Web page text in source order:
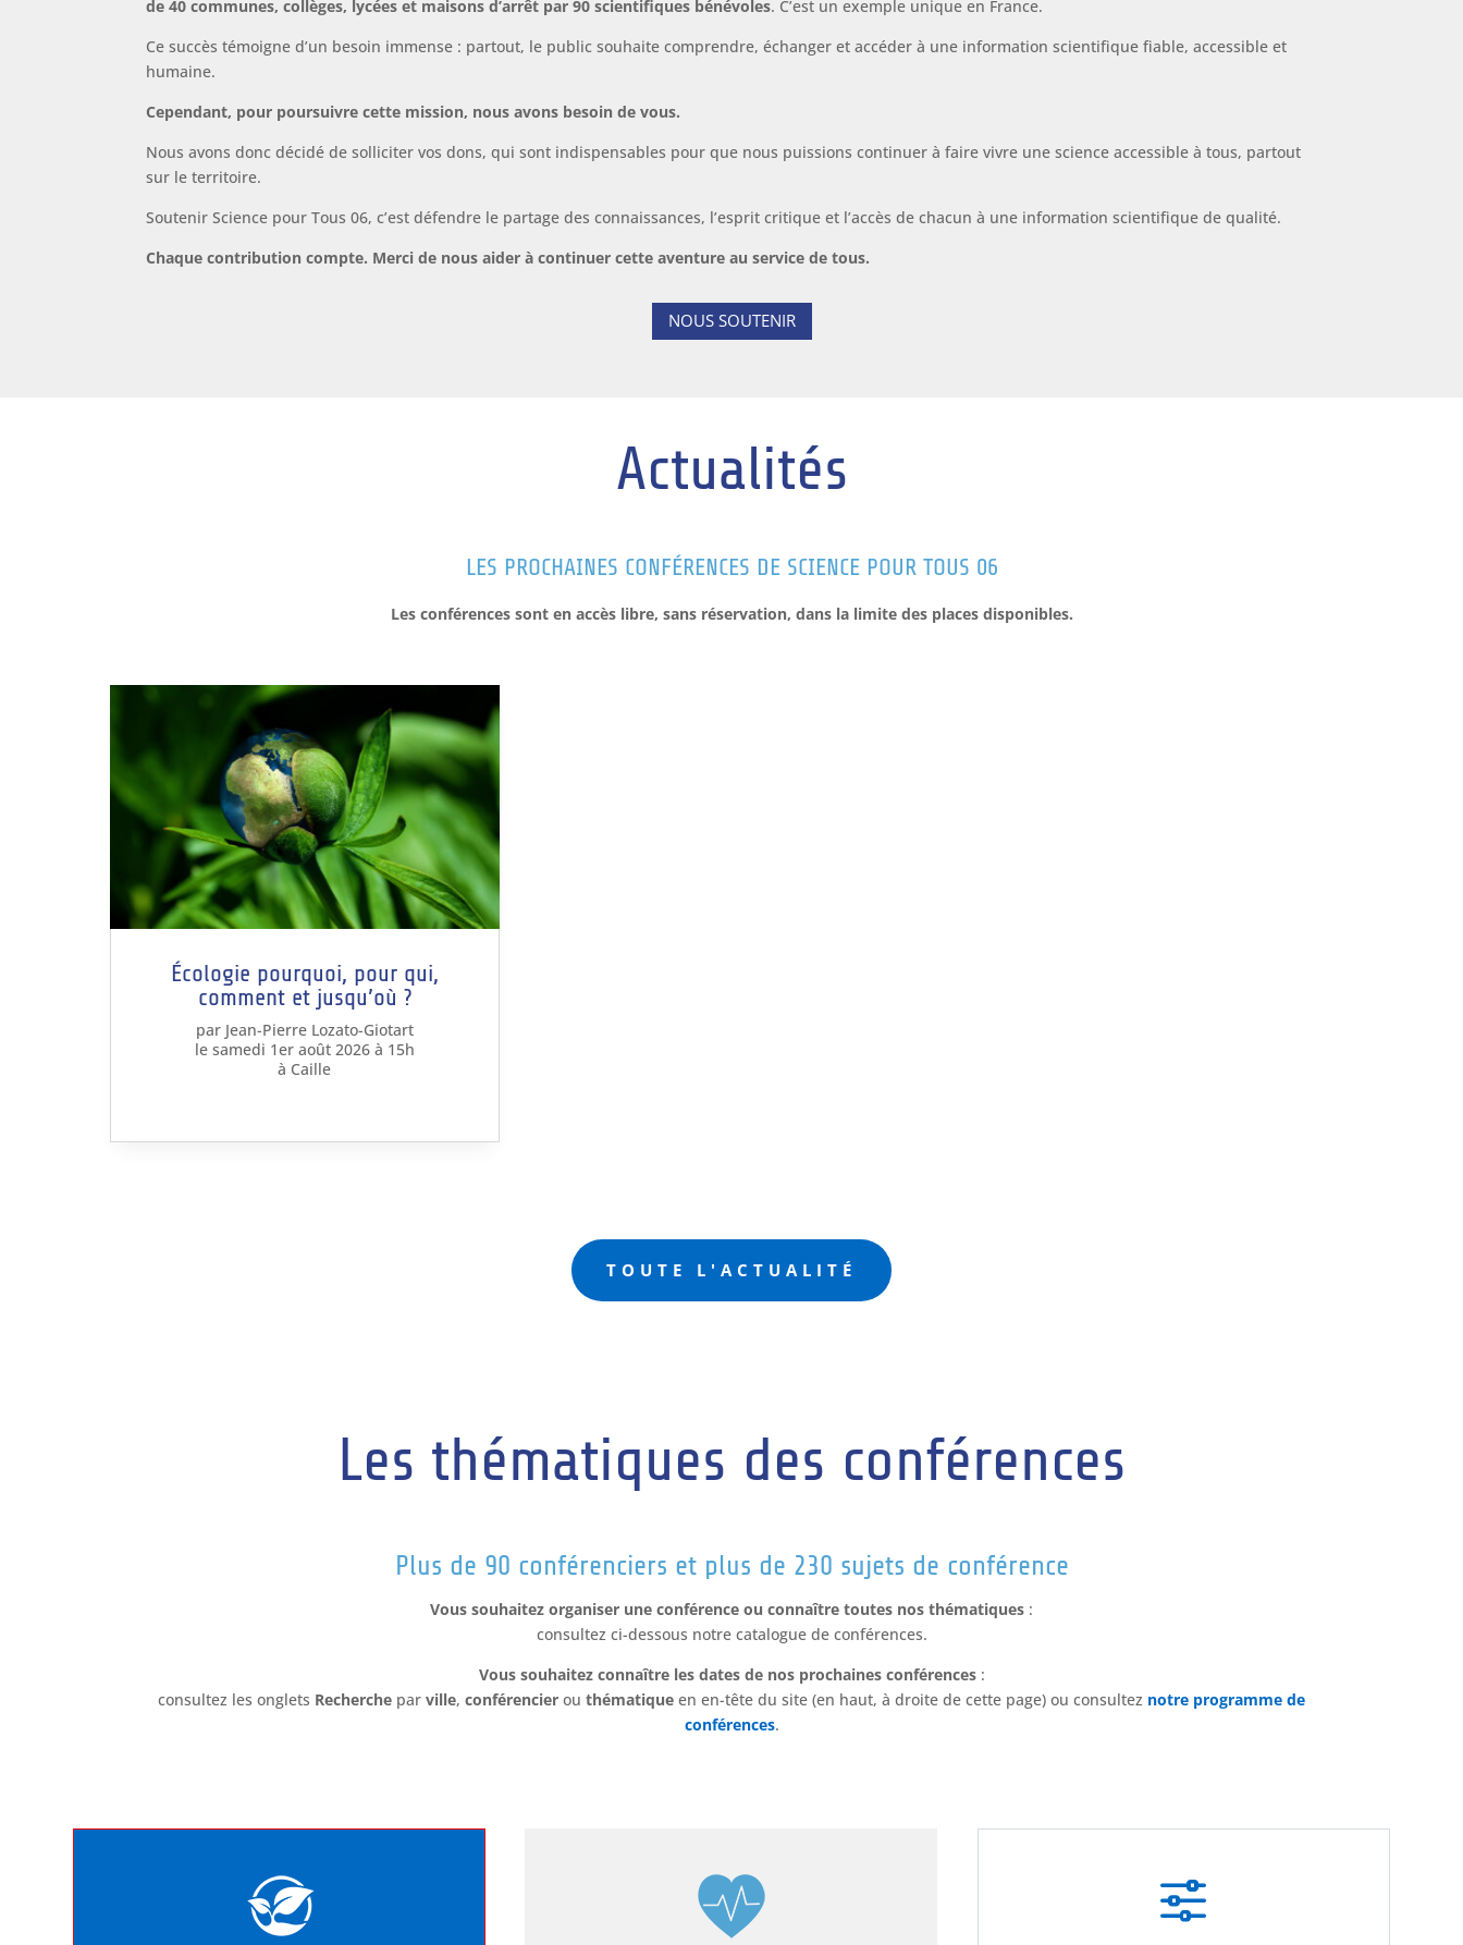
de 40 communes, collèges, lycées et maisons d’arrêt par 90 scientifiques bénévoles. C’est un exemple unique en France.
Ce succès témoigne d’un besoin immense : partout, le public souhaite comprendre, échanger et accéder à une information scientifique fiable, accessible et
humaine.
Cependant, pour poursuivre cette mission, nous avons besoin de vous.
Nous avons donc décidé de solliciter vos dons, qui sont indispensables pour que nous puissions continuer à faire vivre une science accessible à tous, partout
sur le territoire.
Soutenir Science pour Tous 06, c’est défendre le partage des connaissances, l’esprit critique et l’accès de chacun à une information scientifique de qualité.
Chaque contribution compte. Merci de nous aider à continuer cette aventure au service de tous.
NOUS SOUTENIR
Actualités
LES PROCHAINES CONFÉRENCES DE SCIENCE POUR TOUS 06
Les conférences sont en accès libre, sans réservation, dans la limite des places disponibles.
Écologie pourquoi, pour qui,
comment et jusqu’où ?
par Jean-Pierre Lozato-Giotart
le samedi 1er août 2026 à 15h
à Caille
TOUTE L'ACTUALITÉ
Les thématiques des conférences
Plus de 90 conférenciers et plus de 230 sujets de conférence
Vous souhaitez organiser une conférence ou connaître toutes nos thématiques :
consultez ci-dessous notre catalogue de conférences.
Vous souhaitez connaître les dates de nos prochaines conférences:
consultez les onglets Recherche par ville, conférencier ou thématique en en-tête du site (en haut, à droite de cette page) ou consultez notre programme de
conférences.
f